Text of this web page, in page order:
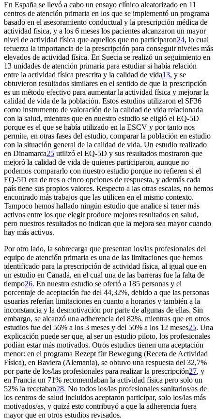
En España se llevó a cabo un ensayo clínico aleatorizado en 11
centros de atención primaria en los que se implementó un programa
basado en el asesoramiento conductual y la prescripción médica de
actividad física, y a los 6 meses los pacientes alcanzaron un mayor
nivel de actividad física que aquellos que no participaron24, lo cual
refuerza la importancia de la prescripción para conseguir niveles más
elevados de actividad física. En Suecia se realizó un seguimiento en
13 unidades de atención primaria para estudiar si había relación
entre la actividad física prescrita y la calidad de vida13, y se
obtuvieron resultados similares en el sentido de que la prescripción
es un método efectivo para aumentar la actividad física y mejorar la
calidad de vida de la población. Estos estudios utilizaron el SF36
como instrumento de valoración de la calidad de vida relacionada
con la salud, mientras que en nuestro estudio se eligió el EQ-5D
porque es el que se había utilizado en la ESCV y por tanto nos
permite, en otras fases del estudio, comparar la población en estudio
con la situación general de la calidad de vida. Un estudio realizado
en Dinamarca25 utilizó el EQ-5D y sus resultados mostraron que
mejoró la calidad de vida de quienes participaron, aunque no
podemos compararlo con nuestro estudio porque no refieren si el
EQ-5D era de tres o cinco opciones de respuesta, y además cada
país tiene sus propios valores. Respecto a las otras escalas, no hemos
encontrado más trabajos que las utilicen en el mismo contexto.
Tampoco hemos hallado ningún estudio que analice si tener más
activos entre los que elegir produce mejores resultados en salud,
pero nuestros resultados no indican que la mejora sea mayor cuando
hay más activos.
Por otro lado, la sobrecarga que presentan los/las profesionales del
equipo de atención primaria es una de las limitaciones que hemos
identificado para la prescripción de actividad física, al igual que en
un estudio en Canadá, en el cual una de las barreras fue la falta de
tiempo26. En nuestro estudio se ofertó a 185 personas y el
porcentaje de aceptación fue del 44,32%, debido a que las personas
usuarias referían limitaciones en cuanto a horarios y también a la
inconstancia y la desmotivación por parte de algunas de ellas. Sin
embargo, se alcanzó una adherencia del 82%, mientras que en otros
estudios fue del 56% a los 3 meses y del 50% a los 12 meses25. Una
explicación puede ser que, al ser un estudio piloto, los profesionales
podían estar más motivados. Otros estudios tienen una aceptación
menor: en el programa Rezept für Bewegung (Receta de Actividad
Física), en Baviera (Alemania), se obtuvo una respuesta del 32,7%
por parte de los/las profesionales para realizar la prescripción27, y
en Francia un 71% recomendaban la actividad física pero solo un
52% la recetaban28. No todos los/las profesionales sanitarios/as de
los centros de salud incluidos aceptaron participar, solo los/las más
motivados/as, y quizá esto contribuyó a que la adherencia fuera
mayor que en otros estudios revisados.